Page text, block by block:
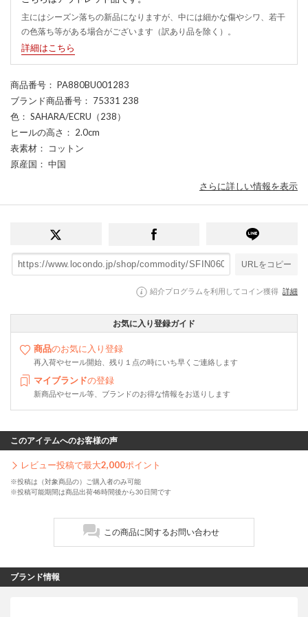
主にはシーズン落ちの新品になりますが、中には細かな傷やシワ、若干
の色落ち等がある場合がございます（訳あり品を除く）。
詳細はこちら
商品番号 ： PA880BU001283
ブランド商品番号 ： 75331 238
色 ： SAHARA/ECRU（238）
ヒールの高さ ： 2.0cm
表素材 ： コットン
原産国 ： 中国
さらに詳しい情報を表示
URLをコピー
紹介プログラムを利用してコイン獲得 詳細
お気に入り登録ガイド
商品のお気に入り登録
再入荷やセール開始、残り１点の時にいち早くご連絡します
マイブランドの登録
新商品やセール等、ブランドのお得な情報をお送りします
このアイテムへのお客様の声
レビュー投稿で最大2,000ポイント
※投稿は（対象商品の）ご購入者のみ可能
※投稿可能期間は商品出荷48時間後から30日間です
この商品に関するお問い合わせ
ブランド情報